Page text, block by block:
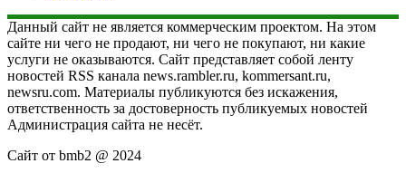
Данный сайт не является коммерческим проектом. На этом
сайте ни чего не продают, ни чего не покупают, ни какие
услуги не оказываются. Сайт представляет собой ленту
новостей RSS канала news.rambler.ru, kommersant.ru,
newsru.com. Материалы публикуются без искажения,
ответственность за достоверность публикуемых новостей
Администрация сайта не несёт.
Сайт от bmb2 @ 2024